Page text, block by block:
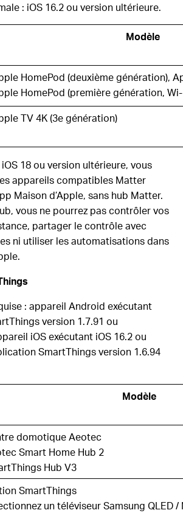
: iOS 16.2 ou version ultérieure.
Modèle
HomePod (deuxième génération),
HomePod (première génération,
TV 4K (3e génération)
18 ou version ultérieure, vous
appareils compatibles Matter
Maison d’Apple, sans hub Matter.
vous ne pourrez pas contrôler vos
partager le contrôle avec
ni utiliser les automatisations dans
: appareil Android exécutant
version 1.7.91 ou
iOS exécutant iOS 16.2 ou
SmartThings version 1.6.94
Modèle
domotique Aeotec
Smart Home Hub 2
Hub V3
SmartThings
un téléviseur Samsung QLED /